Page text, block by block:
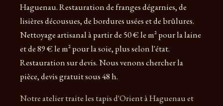
Haguenau. Restauration de franges dégarnies, de
lisières décousues, de bordures usées et de brûlures.
Nettoyage artisanal à partir de 50 € le m² pour la laine
et de 89 € le m² pour la soie, plus selon l'état.
Restauration sur devis. Nous venons chercher la
pièce, devis gratuit sous 48 h.
Notre atelier traite les tapis d'Orient à Haguenau et